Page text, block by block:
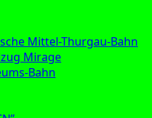
Mittel-Thurgau-Bahn
Mirage
Bahn